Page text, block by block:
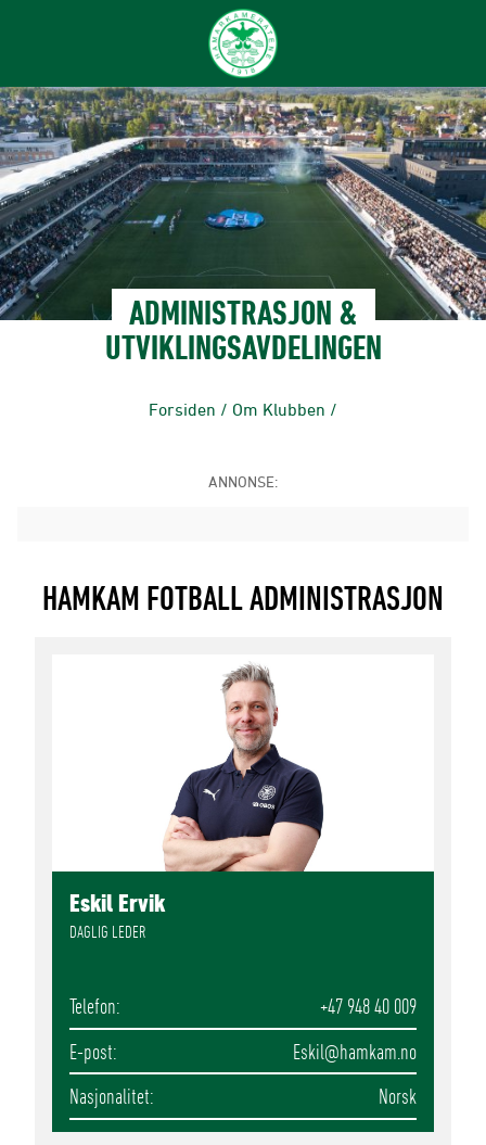
ADMINISTRASJON &
UTVIKLINGSAVDELINGEN
Forsiden / Om Klubben /
ANNONSE:
HAMKAM FOTBALL ADMINISTRASJON
Eskil Ervik
DAGLIG LEDER
Telefon
+47 948 40 009
E-post
Eskil@hamkam.no
Nasjonalitet
Norsk